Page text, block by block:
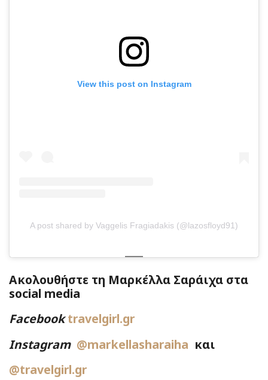
View this post on Instagram
A post shared by Vaggelis Fragiadakis (@lazosfloyd91)
Ακολουθήστε τη Μαρκέλλα Σαράιχα στα
social media
Facebook travelgirl.gr
Instagram @markellasharaiha και
@travelgirl.gr